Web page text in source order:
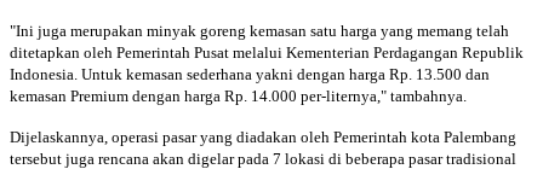
"Ini juga merupakan minyak goreng kemasan satu harga yang memang telah
ditetapkan oleh Pemerintah Pusat melalui Kementerian Perdagangan Republik
Indonesia. Untuk kemasan sederhana yakni dengan harga Rp. 13.500 dan
kemasan Premium dengan harga Rp. 14.000 per-liternya," tambahnya.
Dijelaskannya, operasi pasar yang diadakan oleh Pemerintah kota Palembang
tersebut juga rencana akan digelar pada 7 lokasi di beberapa pasar tradisional